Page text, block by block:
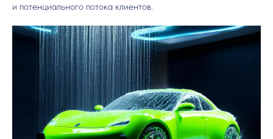
и потенциального потока клиентов.